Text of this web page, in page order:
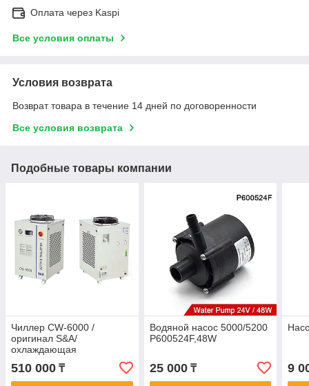
Оплата через Kaspi
Все условия оплаты
Условия возврата
Возврат товара в течение 14 дней по договоренности
Все условия возврата
Подобные товары компании
Чиллер CW-6000 /
оригинал S&A/
охлаждающая
способность 3 кВт
510 000 ₸
Водяной насос 5000/5200
P600524F,48W
25 000₸ 9